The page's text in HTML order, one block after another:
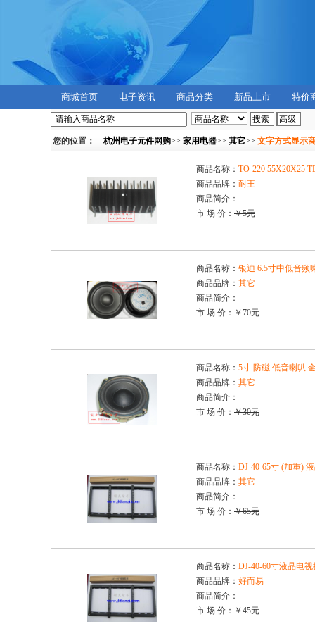
商城首页 电子资讯 商品分类 新品上市 特价
您的位置： 杭州电子元件网购>> 家用电器>> 其它>> 文字方式显示
商品名称： TO-220 55X20X25
商品品牌： 耐王
商品简介：
市 场 价： ￥5元
商品名称： 银迪 6.5寸中低音频
商品品牌： 其它
商品简介：
市 场 价： ￥70元
商品名称： 5寸 防磁 低音喇叭
商品品牌： 其它
商品简介：
市 场 价： ￥30元
商品名称： DJ-40-65寸 (加重)
商品品牌： 其它
商品简介：
市 场 价： ￥65元
商品名称： DJ-40-60寸液晶电
商品品牌： 好而易
商品简介：
市 场 价： ￥45元